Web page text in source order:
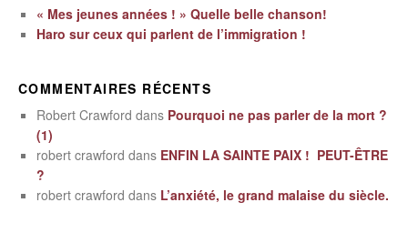
« Mes jeunes années ! » Quelle belle chanson!
Haro sur ceux qui parlent de l’immigration !
COMMENTAIRES RÉCENTS
Robert Crawford dans Pourquoi ne pas parler de la mort ?
(1)
robert crawford dans ENFIN LA SAINTE PAIX ! PEUT-ÊTRE
?
robert crawford dans L’anxiété, le grand malaise du siècle.